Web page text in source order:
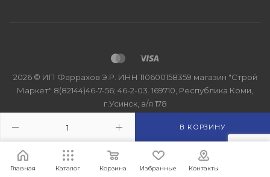
В КОРЗИНУ
2026 © ИП Фаррахов Э.Р. ИНН 110600158359 магазин "Строй
Маркет" 8(82144)46-7-56; 46-2-03. 169710, Республика Коми,
г.Усинск, а/я 178
Главная Каталог Корзина Избранные Контакты